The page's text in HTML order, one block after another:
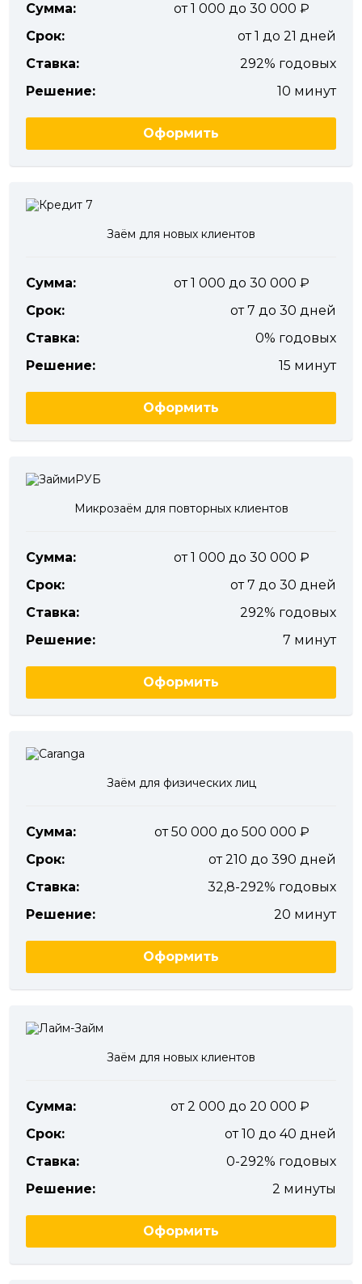
Сумма:
от 1 000 до 30 000
Срок:
от 1 до 21 дней
Ставка:
292% годовых
Решение:
10 минут
Оформить
Заём для новых клиентов
Сумма:
от 1 000 до 30 000
Срок:
от 7 до 30 дней
Ставка:
0% годовых
Решение:
15 минут
Оформить
Микрозаём для повторных клиентов
Сумма:
от 1 000 до 30 000
Срок:
от 7 до 30 дней
Ставка:
292% годовых
Решение:
7 минут
Оформить
Заём для физических лиц
Сумма:
от 50 000 до 500 000
Срок:
от 210 до 390 дней
Ставка:
32,8-292% годовых
Решение:
20 минут
Оформить
Заём для новых клиентов
Сумма:
от 2 000 до 20 000
Срок:
от 10 до 40 дней
Ставка:
0-292% годовых
Решение:
2 минуты
Оформить